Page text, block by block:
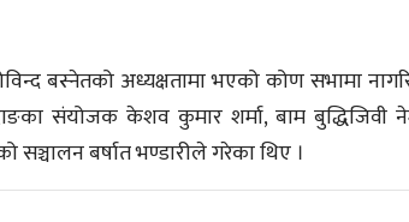
बस्नेतको अध्यक्षतामा भएको कोण सभामा
संयोजक केशव कुमार शर्मा, बाम बुद्धिजिवी
सञ्चालन बर्षात भण्डारीले गरेका थिए ।